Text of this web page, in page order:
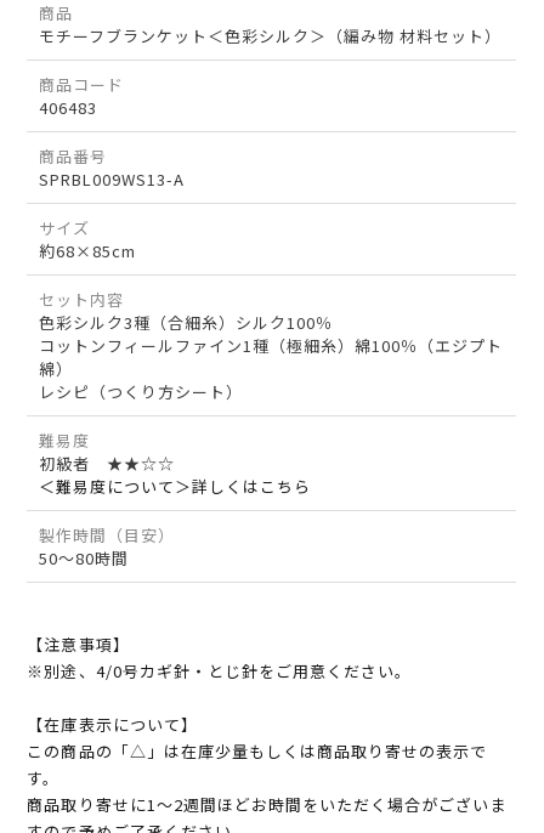
商品
モチーフブランケット＜色彩シルク＞（編み物 材料セット）
商品コード
406483
商品番号
SPRBL009WS13-A
サイズ
約68×85cm
セット内容
色彩シルク3種（合細糸）シルク100％
コットンフィールファイン1種（極細糸）綿100％（エジプト
綿）
レシピ（つくり方シート）
難易度
初級者 ★★☆☆
＜難易度について＞詳しくはこちら
製作時間（目安）
50～80時間
【注意事項】
※別途、4/0号カギ針・とじ針をご用意ください。
【在庫表示について】
この商品の「△」は在庫少量もしくは商品取り寄せの表示で
す。
商品取り寄せに1～2週間ほどお時間をいただく場合がございま